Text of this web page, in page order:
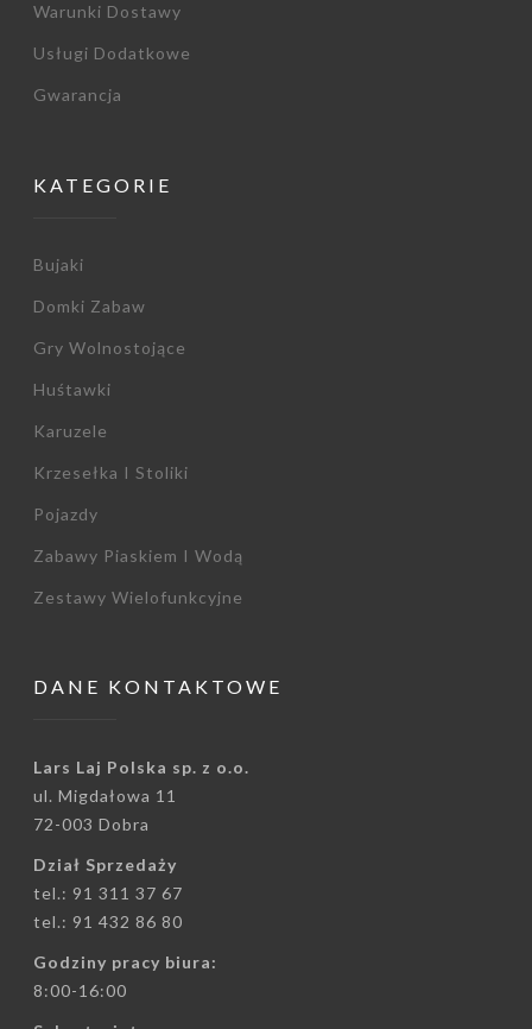
Warunki Dostawy
Usługi Dodatkowe
Gwarancja
KATEGORIE
Bujaki
Domki Zabaw
Gry Wolnostojące
Huśtawki
Karuzele
Krzesełka I Stoliki
Pojazdy
Zabawy Piaskiem I Wodą
Zestawy Wielofunkcyjne
DANE KONTAKTOWE
Lars Laj Polska sp. z o.o.
ul. Migdałowa 11
72-003 Dobra
Dział Sprzedaży
tel.: 91 311 37 67
tel.: 91 432 86 80
Godziny pracy biura:
8:00-16:00